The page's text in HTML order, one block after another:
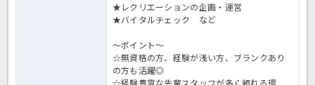
★レクリエーションの企画・運営
★バイタルチェック など
～ポイント～
☆無資格の方、経験が浅い方、ブランクあり
の方も活躍◎
☆経験豊富な先輩スタッフが多く頼れる環